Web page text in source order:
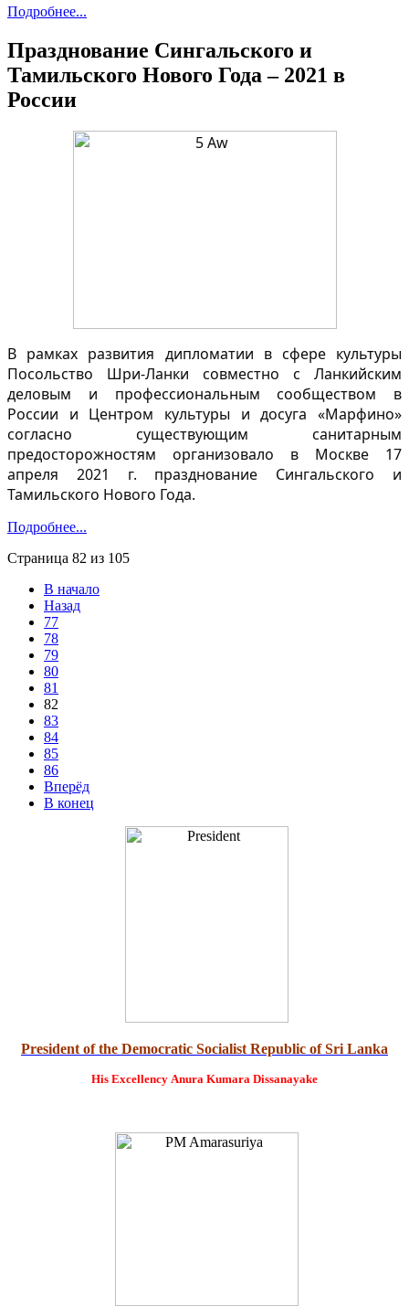
Подробнее...
Празднование Сингальского и
Тамильского Нового Года – 2021 в
России
В рамках развития дипломатии в сфере культуры
Посольство Шри-Ланки совместно с Ланкийским
деловым и профессиональным сообществом в
России и Центром культуры и досуга «Марфино»
согласно существующим санитарным
предосторожностям организовало в Москве 17
апреля 2021 г. празднование Сингальского и
Тамильского Нового Года.
Подробнее...
Страница 82 из 105
В начало
Назад
77
78
79
80
81
82
83
84
85
86
Вперёд
В конец
President of the Democratic Socialist Republic of Sri Lanka
His Excellency Anura Kumara Dissanayake